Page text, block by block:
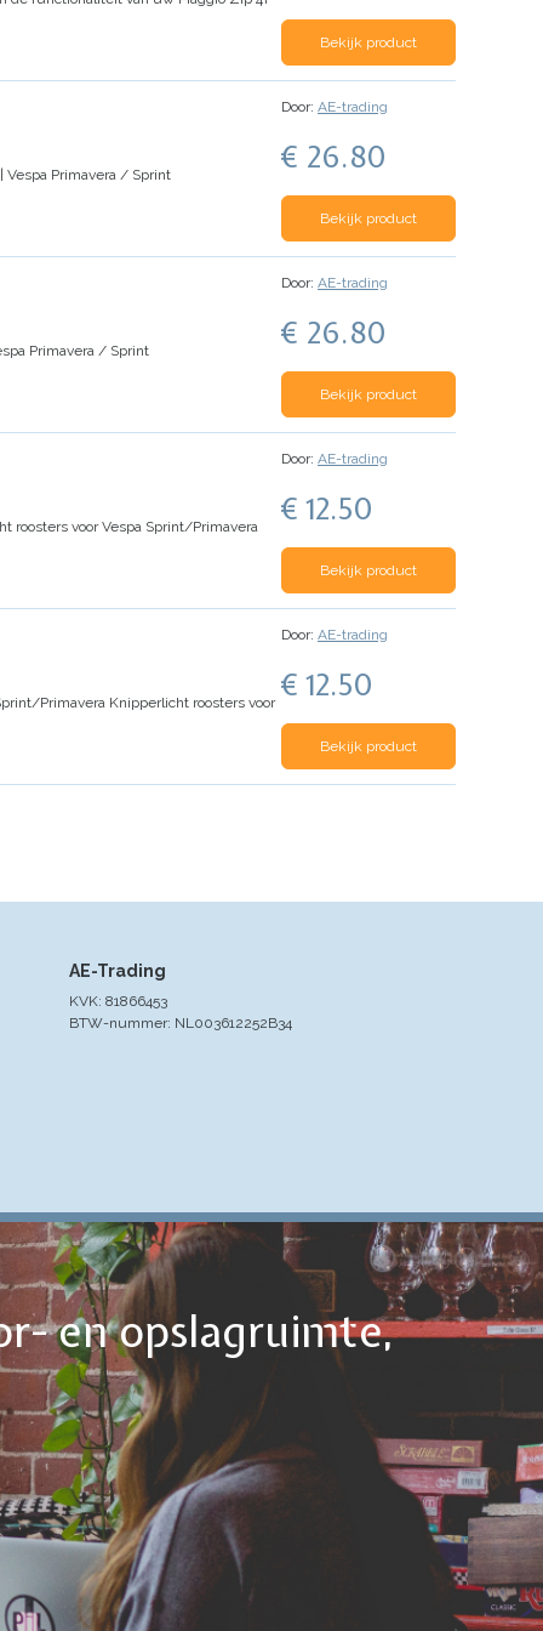
Bekijk product
Primavera / Sprint
Door: AE-trading
€ 26.80
Bekijk product
Primavera / Sprint
Door: AE-trading
€ 26.80
Bekijk product
roosters voor Vespa Sprint/Primavera
Door: AE-trading
€ 12.50
Bekijk product
Primavera Knipperlicht roosters voor
Door: AE-trading
€ 12.50
Bekijk product
AE-Trading
KVK: 81866453
BTW-nummer: NL003612252B34
en opslagruimte,